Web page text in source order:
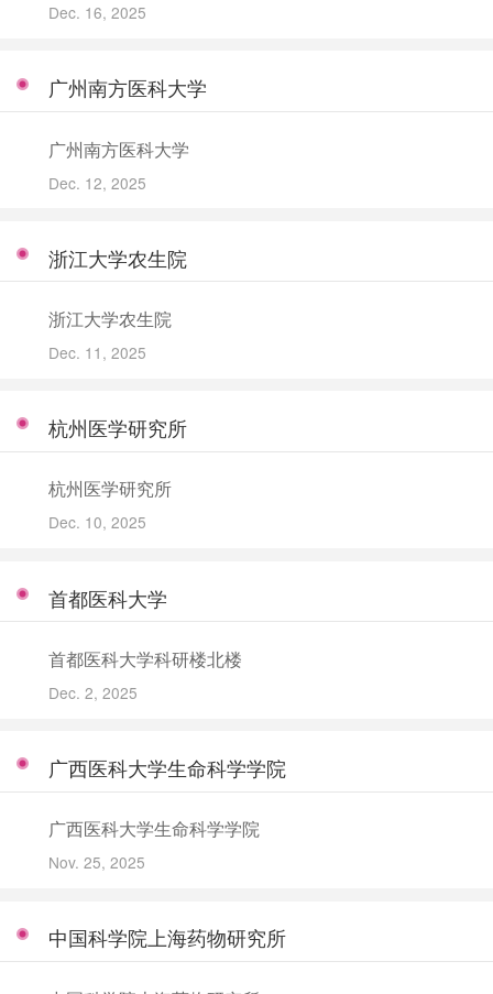
Dec. 16, 2025
广州南方医科大学
广州南方医科大学
Dec. 12, 2025
浙江大学农生院
浙江大学农生院
Dec. 11, 2025
杭州医学研究所
杭州医学研究所
Dec. 10, 2025
首都医科大学
首都医科大学科研楼北楼
Dec. 2, 2025
广西医科大学生命科学学院
广西医科大学生命科学学院
Nov. 25, 2025
中国科学院上海药物研究所